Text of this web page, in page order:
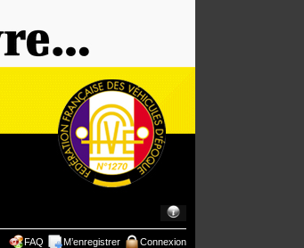
FAQ M’enregistrer Connexion